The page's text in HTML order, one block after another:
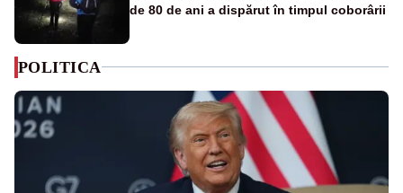
de 80 de ani a dispărut în timpul coborârii
POLITICA